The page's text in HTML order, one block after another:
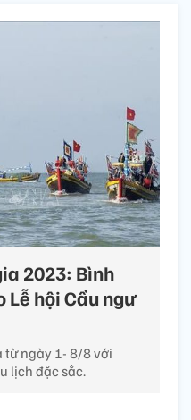
2023: Bình
Lễ hội Cầu ngư
từ ngày 1- 8/8 với
lịch đặc sắc.